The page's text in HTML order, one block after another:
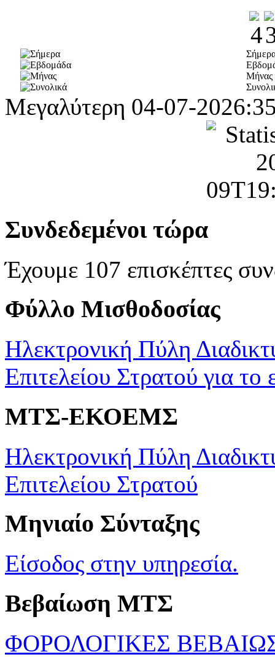
Μήνας
Μεγαλύτερη 04-07-
Συνδεδεμένοι τώρα
Έχουμε 107 επισκέπτες
Φύλλο Μισθοδοσίας
Ηλεκτρονική Πύλη
Επιτελείου Στρατού για το
ΜΤΣ-ΕΚΟΕΜΣ
Ηλεκτρονική Πύλη
Επιτελείου Στρατού
Μηνιαίο Σύνταξης
Είσοδος στην υπηρεσία.
Βεβαίωση ΜΤΣ
ΦΟΡΟΛΟΓΙΚΕΣ